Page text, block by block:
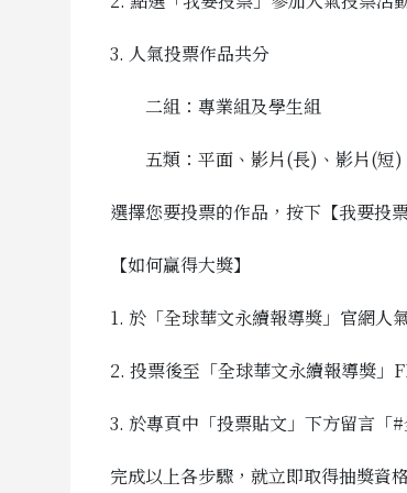
3. 人氣投票作品共分
二組：專業組及學生組
五類：平面、影片(長)、影片(短)
選擇您要投票的作品，按下【我要投
【如何贏得大獎】
1. 於「全球華文永續報導獎」官網人
2. 投票後至「全球華文永續報導獎」
3. 於專頁中「投票貼文」下方留言「
完成以上各步驟，就立即取得抽獎資